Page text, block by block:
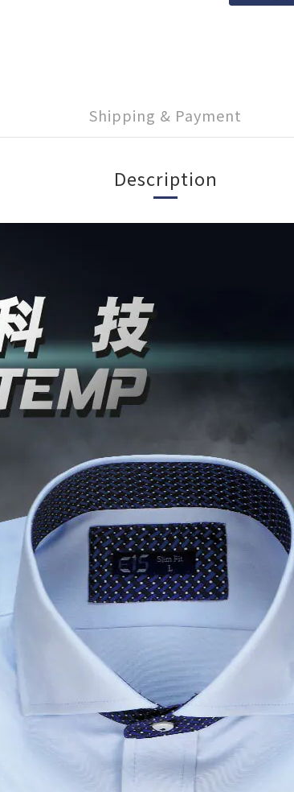
Shipping & Payment
Description